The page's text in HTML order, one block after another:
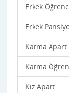
Bahamalar
Bahreyn
Bangladeş
Barbados
Batı Sahra
Erkek
Erkek
Karma Apart
Karma
Kız Apart